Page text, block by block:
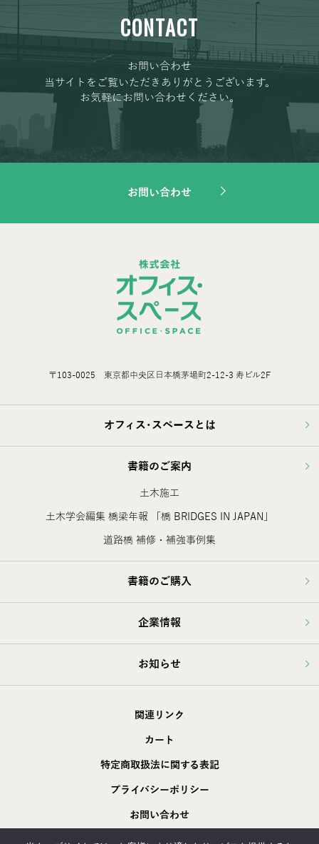
CONTACT
お問い合わせ
当サイトをご覧いただきありがとうございます。
お気軽にお問い合わせください。
お問い合わせ
〒103-0025 東京都中央区日本橋茅場町2-12-3 寿ビル2F
オフィス･スペースとは
書籍のご案内
土木施工
土木学会編集 橋梁年報 「橋 BRIDGES IN JAPAN」
道路橋 補修・補強事例集
書籍のご購入
企業情報
お知らせ
関連リンク
カート
特定商取扱法に関する表記
プライバシーポリシー
お問い合わせ
採用情報